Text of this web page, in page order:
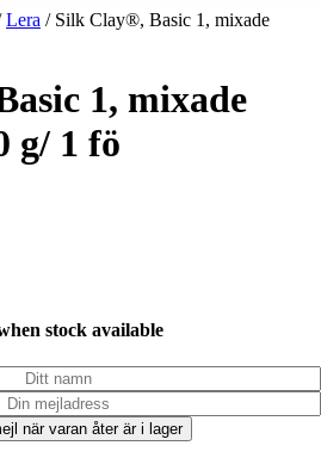
Lera / Silk Clay®, Basic 1, mixade
1, mixade
g/ 1 fö
stock available
när varan åter är i lager